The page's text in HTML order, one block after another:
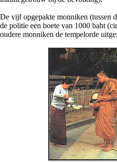
De vijf opgepakte monniken (tussen
de politie een boete van 1000 baht
oudere monniken de tempelorde